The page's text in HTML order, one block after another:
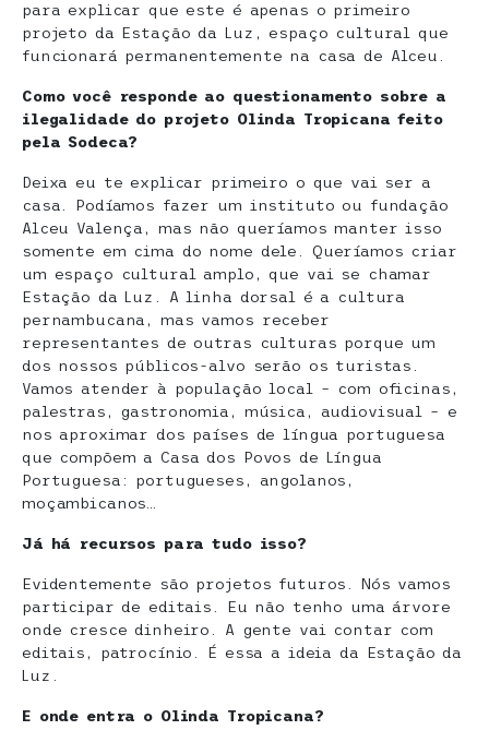
para explicar que este é apenas o primeiro
projeto da Estação da Luz, espaço cultural que
funcionará permanentemente na casa de Alceu.
Como você responde ao questionamento sobre a
ilegalidade do projeto Olinda Tropicana feito
pela Sodeca?
Deixa eu te explicar primeiro o que vai ser a
casa. Podíamos fazer um instituto ou fundação
Alceu Valença, mas não queríamos manter isso
somente em cima do nome dele. Queríamos criar
um espaço cultural amplo, que vai se chamar
Estação da Luz. A linha dorsal é a cultura
pernambucana, mas vamos receber
representantes de outras culturas porque um
dos nossos públicos-alvo serão os turistas.
Vamos atender à população local – com oficinas,
palestras, gastronomia, música, audiovisual – e
nos aproximar dos países de língua portuguesa
que compõem a Casa dos Povos de Língua
Portuguesa: portugueses, angolanos,
moçambicanos…
Já há recursos para tudo isso?
Evidentemente são projetos futuros. Nós vamos
participar de editais. Eu não tenho uma árvore
onde cresce dinheiro. A gente vai contar com
editais, patrocínio. É essa a ideia da Estação da
Luz.
E onde entra o Olinda Tropicana?